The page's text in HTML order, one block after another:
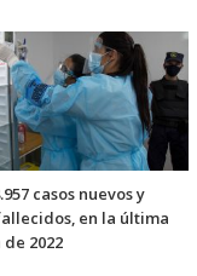
casos nuevos y
en la última
2022